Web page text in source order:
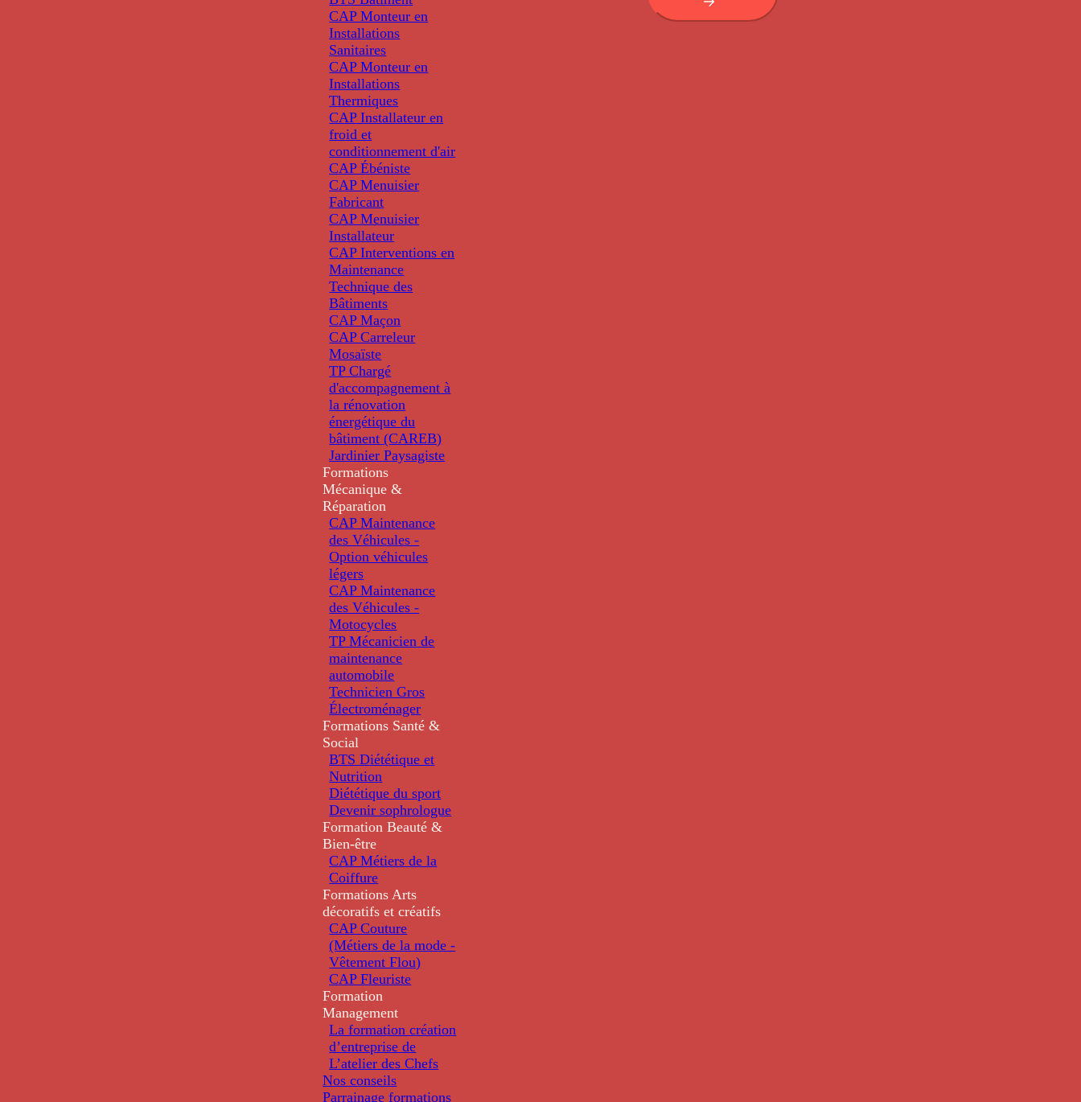
CAP Monteur en
Installations
Sanitaires
CAP Monteur en
Installations
Thermiques
CAP Installateur en
froid et
conditionnement d'air
CAP Ébéniste
CAP Menuisier
Fabricant
CAP Menuisier
Installateur
CAP Interventions en
Maintenance
Technique des
Bâtiments
CAP Maçon
CAP Carreleur
Mosaïste
TP Chargé
d'accompagnement à
la rénovation
énergétique du
bâtiment (CAREB)
Jardinier Paysagiste
Formations
Mécanique &
Réparation
CAP Maintenance
des Véhicules -
Option véhicules
légers
CAP Maintenance
des Véhicules -
Motocycles
TP Mécanicien de
maintenance
automobile
Technicien Gros
Électroménager
Formations Santé &
Social
BTS Diététique et
Nutrition
Diététique du sport
Devenir sophrologue
Formation Beauté &
Bien-être
CAP Métiers de la
Coiffure
Formations Arts
décoratifs et créatifs
CAP Couture
(Métiers de la mode -
Vêtement Flou)
CAP Fleuriste
Formation
Management
La formation création
d’entreprise de
L’atelier des Chefs
Nos conseils
Parrainage formations